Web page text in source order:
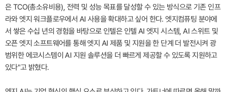
은 TCO(총소유비용), 전력 및 성능 목표를 달성할 수 있는 방식으로 기존 인프
라와 엣지 워크플로우에서 AI 사용을 확대하고 싶어 한다. 엣지컴퓨팅 분야에
서 쌓은 수십 년의 경험을 바탕으로 인텔은 인텔 AI 엣지 시스템, AI 스위트 및
오픈 엣지 소프트웨어를 통해 엣지 AI 제품 및 지원을 한 단계 더 발전시켜 광
범위한 에코시스템이 AI 지원 솔루션을 더 빠르게 제공할 수 있도록 지원하고
있다"고 밝혔다.